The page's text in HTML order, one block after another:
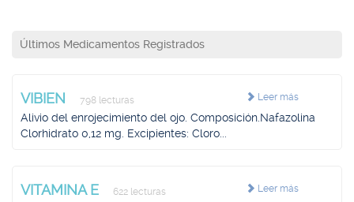
Últimos Medicamentos Registrados
Leer más
VIBIEN 798 lecturas
Alivio del enrojecimiento del ojo. Composición.Nafazolina
Clorhidrato 0,12 mg. Excipientes: Cloro...
Leer más
VITAMINA E 622 lecturas